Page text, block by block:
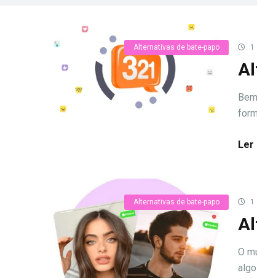
Alternativas de bate-papo 1
Ler
Alternativas de bate-papo 1
O